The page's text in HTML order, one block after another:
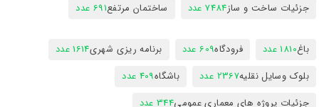
جزئیات ساخت و ساز7484 عدد ساختمان مرتفع691 عدد
باغ1810 عدد فرودگاه609 عدد برنامه ریزی شهری1614 عدد
بلوک وسایل نقلیه2367 عدد باشگاه409 عدد
جزئیات پروژه های معماری عمومی344 عدد